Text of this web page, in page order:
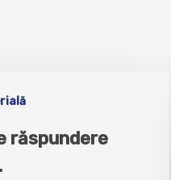
răspundere